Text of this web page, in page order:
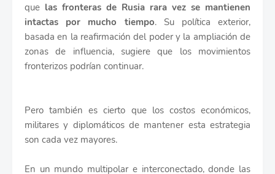
que las fronteras de Rusia rara vez se mantienen
intactas por mucho tiempo. Su política exterior,
basada en la reafirmación del poder y la ampliación de
zonas de influencia, sugiere que los movimientos
fronterizos podrían continuar.
Pero también es cierto que los costos económicos,
militares y diplomáticos de mantener esta estrategia
son cada vez mayores.
En un mundo multipolar e interconectado, donde las